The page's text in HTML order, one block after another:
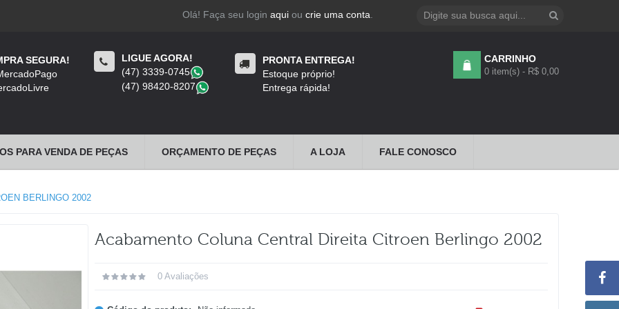
Olá! Faça seu login aquiou crie uma conta
SEGURA!
LIGUE AGORA!
(47) 3339-0745
(47) 98420-8207
PRONTA ENTREGA!
Estoque próprio!
Entrega rápida!
CARRINHO
0 item(s) - R$ 0,00
PARA VENDA DE PEÇAS ORÇAMENTO DE PEÇAS A LOJA FALE CONOSCO
BERLINGO 2002
Acabamento Coluna Central Direita Citroen Berlingo 2002
0 Avaliações